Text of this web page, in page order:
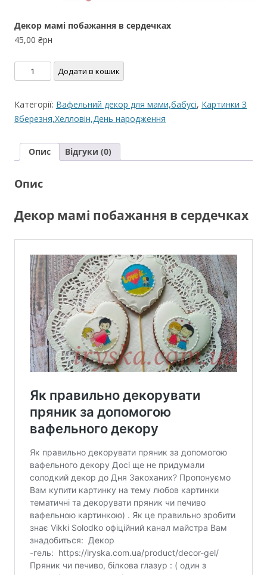
Декор мамі побажання в сердечках
45,00 ₴рн
Декор
мамі
в
сердечках
Додати в кошик
Категорії: Вафельний декор для мами,бабусі, Картинки З
8березня,Хелловін,День народження
Опис Відгуки (0)
Опис
Декор мамі побажання в сердечках